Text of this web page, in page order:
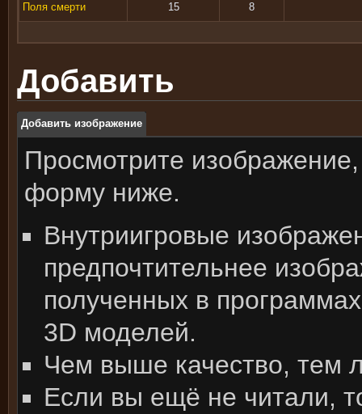
Поля смерти 15 8
Добавить
Добавить изображение
Просмотрите изображение,
форму ниже.
Внутриигровые
предпочтительнее
полученных в
3D моделей.
Чем выше качество, тем
Если вы ещё не читали,